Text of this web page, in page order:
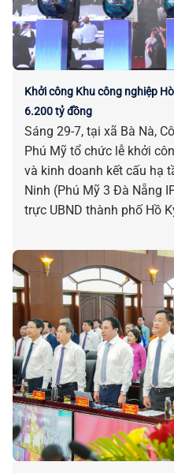
Khởi công Khu công nghiệp
6.200 tỷ đồng
Sáng 29-7, tại xã Bà Nà,
Phú Mỹ tổ chức lễ khởi
và kinh doanh kết cấu hạ
Ninh (Phú Mỹ 3 Đà Nẵng
trực UBND thành phố Hồ